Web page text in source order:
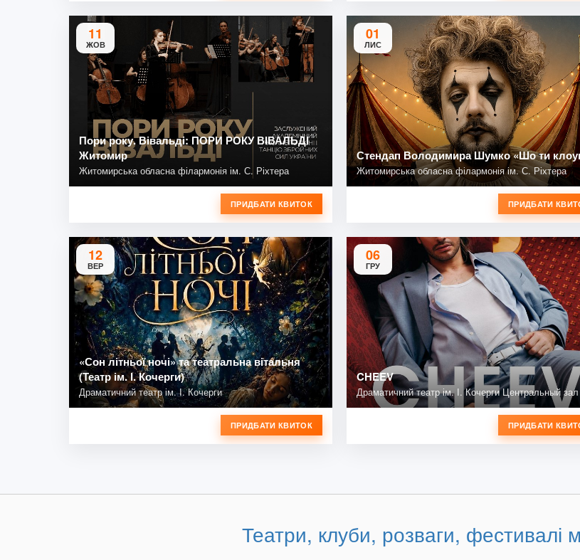
11
ЖОВ
Пори року. Вівальді: ПОРИ РОКУ ВІВАЛЬДІ
Житомир
Житомирська обласна філармонія ім. С. Ріхтера
ПРИДБАТИ КВИТОК
01
ЛИС
Стендап Володимира Шумко «Шо ти
Житомирська обласна філармонія ім. С. Ріхтера
ПРИДБАТИ
12
ВЕР
«Сон літньої ночі» та театральна вітальня
(Театр ім. І. Кочерги)
Драматичний театр ім. І. Кочерги
ПРИДБАТИ КВИТОК
06
ГРУ
CHEEV
Драматичний театр ім. І. Кочерги Центральный зал
ПРИДБАТИ
Театри, клуби, розваги, фестивалі